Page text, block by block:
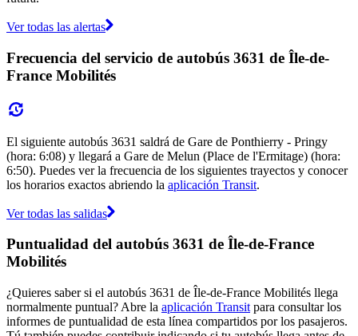
Ver todas las alertas
Frecuencia del servicio de autobús 3631 de Île-de-
France Mobilités
El siguiente autobús 3631 saldrá de Gare de Ponthierry - Pringy
(hora: 6:08) y llegará a Gare de Melun (Place de l'Ermitage) (hora:
6:50). Puedes ver la frecuencia de los siguientes trayectos y conocer
los horarios exactos abriendo la aplicación Transit.
Ver todas las salidas
Puntualidad del autobús 3631 de Île-de-France
Mobilités
¿Quieres saber si el autobús 3631 de Île-de-France Mobilités llega
normalmente puntual? Abre la aplicación Transit para consultar los
informes de puntualidad de esta línea compartidos por los pasajeros.